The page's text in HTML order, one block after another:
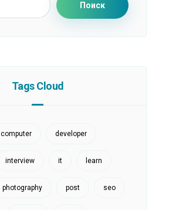
Поиск
Tags Cloud
computer developer
interview it learn
photography post seo